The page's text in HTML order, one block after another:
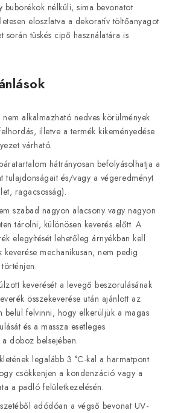
buborékok nélküli, sima bevonatot
eloszlatva a dekoratív töltőanyagot
során tüskés cipő használatára is
alkalmazható nedves körülmények
illetve a termék kikeményedése
várható.
hátrányosan befolyásolhatja a
tulajdonságait és/vagy a végeredményt
ragacsosság).
szabad nagyon alacsony vagy nagyon
tárolni, különösen keverés előtt. A
elegyítését lehetőleg árnyékban kell
mechanikusan, nem pedig
keverését a levegő beszorulásának
összekeverése után ajánlott az
belül felvinni, hogy elkerüljük a magas
és a massza esetleges
doboz belsejében.
legalább 3 °C-kal a harmatpont
csökkenjen a kondenzáció vagy a
a padló felületkezelésén.
adódóan a végső bevonat UV-